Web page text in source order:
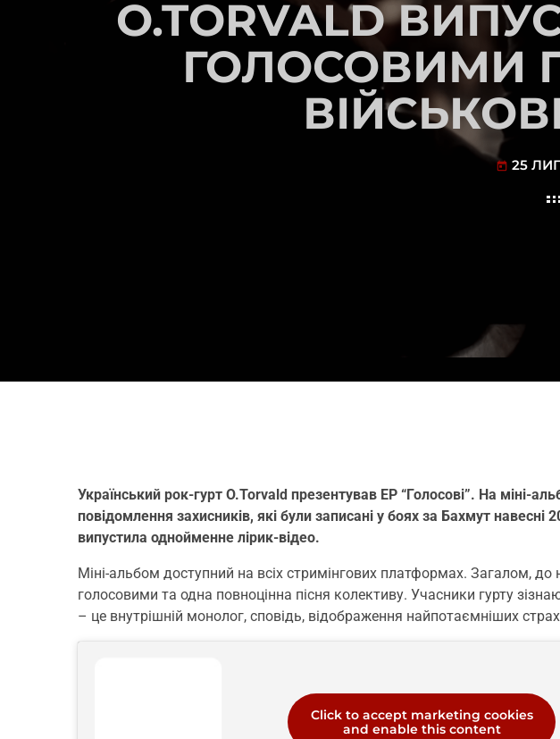
O.TORVALD
ГОЛОСОВИМИ
today 25
Український рок-гурт O.Torvald презентував EP “Голосові”. На міні-
повідомлення захисників, які були записані у боях за Бахмут
випустила однойменне лірик-відео.
Міні-альбом доступний на всіх стримінгових платформах. Загалом, до
голосовими та одна повноцінна пісня колективу. Учасники гурту
– це внутрішній монолог, сповідь, відображення найпотаємніших
Click to accept marketing cookies
and enable this content